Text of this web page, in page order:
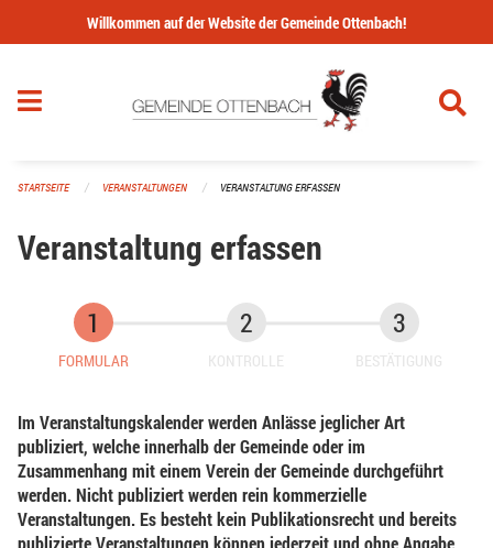
Navigation überspringen
Willkommen auf der Website der Gemeinde Ottenbach!
STARTSEITE VERANSTALTUNGEN VERANSTALTUNG ERFASSEN
Veranstaltung erfassen
FORMULAR KONTROLLE BESTÄTIGUNG
Im Veranstaltungskalender werden Anlässe jeglicher Art
publiziert, welche innerhalb der Gemeinde oder im
Zusammenhang mit einem Verein der Gemeinde durchgeführt
werden. Nicht publiziert werden rein kommerzielle
Veranstaltungen. Es besteht kein Publikationsrecht und bereits
publizierte Veranstaltungen können jederzeit und ohne Angabe